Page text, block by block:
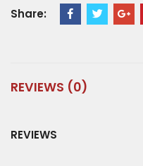
Share:
REVIEWS (0)
REVIEWS